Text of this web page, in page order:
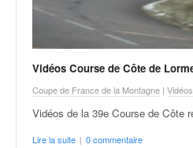
Vidéos Course de Côte de
Coupe de France de la Montagne | Vidéos
Vidéos de la 39e Course de Côte
Lire la suite | 0 commentaire